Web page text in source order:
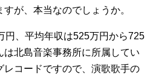
が、本当なのでしょうか。
円、平均年収は525万円から725
北島音楽事務所に所属してい
コードですので、演歌歌手の